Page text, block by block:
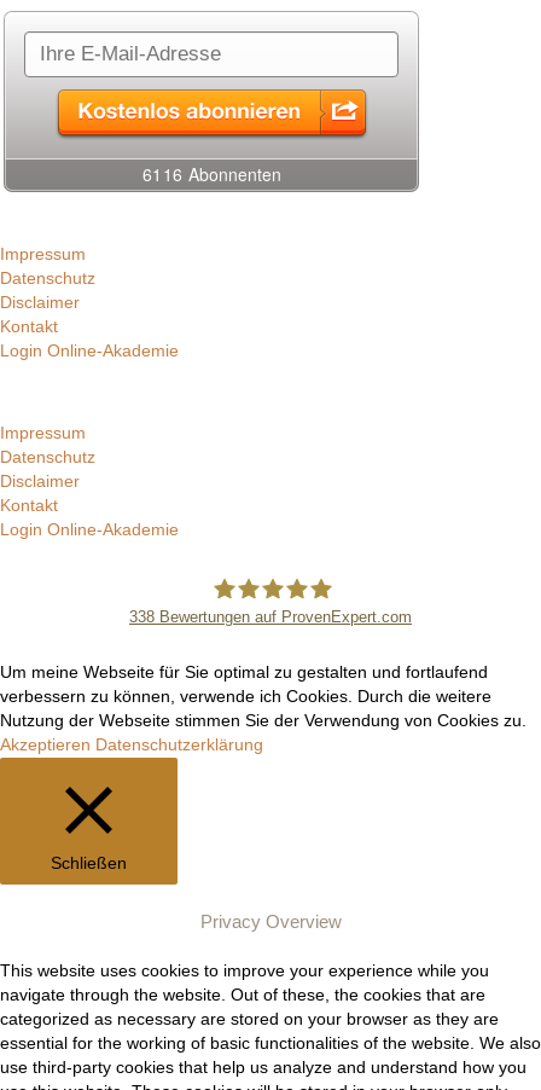
Impressum
Datenschutz
Disclaimer
Kontakt
Login Online-Akademie
Impressum
Datenschutz
Disclaimer
Kontakt
Login Online-Akademie
Manuel Epli
338 Bewertungen auf ProvenExpert.com
Um meine Webseite für Sie optimal zu gestalten und fortlaufend
verbessern zu können, verwende ich Cookies. Durch die weitere
Nutzung der Webseite stimmen Sie der Verwendung von Cookies zu.
Akzeptieren Datenschutzerklärung
Schließen
Privacy Overview
This website uses cookies to improve your experience while you
navigate through the website. Out of these, the cookies that are
categorized as necessary are stored on your browser as they are
essential for the working of basic functionalities of the website. We also
use third-party cookies that help us analyze and understand how you